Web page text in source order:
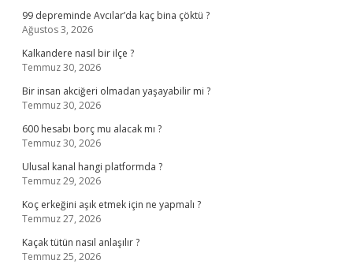
99 depreminde Avcılar’da kaç bina çöktü ?
Ağustos 3, 2026
Kalkandere nasıl bir ilçe ?
Temmuz 30, 2026
Bir insan akciğeri olmadan yaşayabilir mi ?
Temmuz 30, 2026
600 hesabı borç mu alacak mı ?
Temmuz 30, 2026
Ulusal kanal hangi platformda ?
Temmuz 29, 2026
Koç erkeğini aşık etmek için ne yapmalı ?
Temmuz 27, 2026
Kaçak tütün nasıl anlaşılır ?
Temmuz 25, 2026